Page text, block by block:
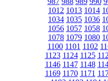
1012 1013 1014
1034 1035 1036
1056 1057 1058
1078 1079 1080
1100 1101 1102
1123 1124 1125
1146 1147 1148
1169 1170 1171